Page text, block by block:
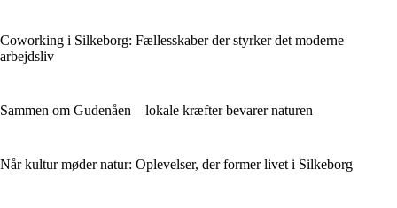
Coworking i Silkeborg: Fællesskaber der styrker det moderne
arbejdsliv
Sammen om Gudenåen – lokale kræfter bevarer naturen
Når kultur møder natur: Oplevelser, der former livet i Silkeborg